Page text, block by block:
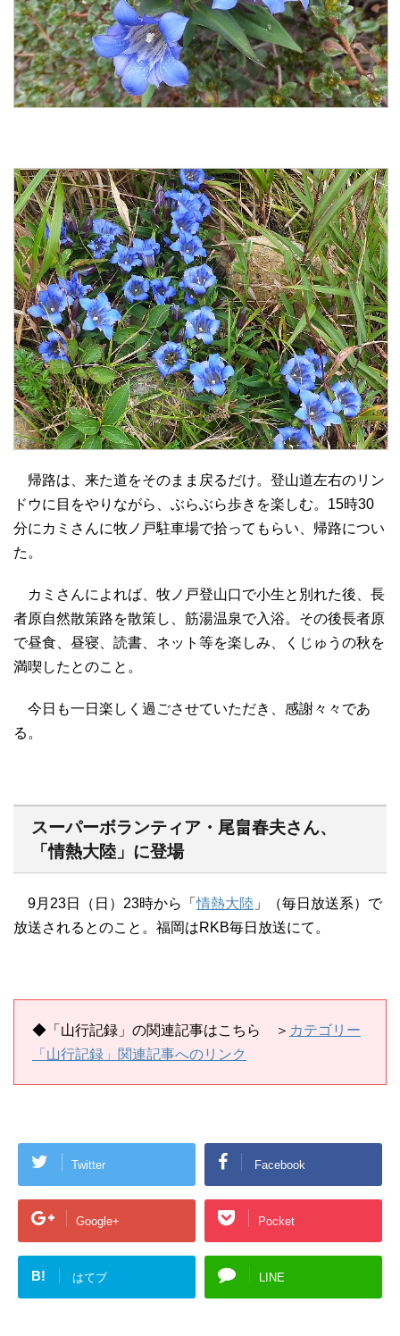
帰路は、来た道をそのまま戻るだけ。登山道左右のリン
ドウに目をやりながら、ぶらぶら歩きを楽しむ。15時30
分にカミさんに牧ノ戸駐車場で拾ってもらい、帰路につい
た。
カミさんによれば、牧ノ戸登山口で小生と別れた後、長
者原自然散策路を散策し、筋湯温泉で入浴。その後長者原
で昼食、昼寝、読書、ネット等を楽しみ、くじゅうの秋を
満喫したとのこと。
今日も一日楽しく過ごさせていただき、感謝々々であ
る。
スーパーボランティア・尾畠春夫さん、
「情熱大陸」に登場
9月23日（日）23時から「情熱大陸 」（毎日放送系）で
放送されるとのこと。福岡はRKB毎日放送にて。
◆ 「山行記録」の関連記事はこちら ＞ カテゴリー
「山行記録」関連記事へのリンク
Twitter Facebook
Google+ Pocket
B! はてブ LINE